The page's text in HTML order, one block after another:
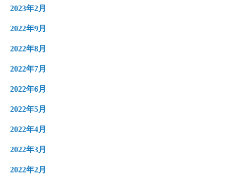
2023年2月
2022年9月
2022年8月
2022年7月
2022年6月
2022年5月
2022年4月
2022年3月
2022年2月